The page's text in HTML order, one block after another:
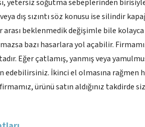
yetersiz soğutma sebeplerinden
dış sızıntı söz konusu ise silindir
beklenmedik değişimle bile
bazı hasarlara yol açabilir.
Eğer çatlamış, yanmış veya
edebilirsiniz. İkinci el olmasına rağmen
ürünü satın aldığınız takdirde